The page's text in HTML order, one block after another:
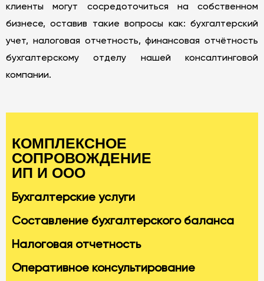
клиенты могут сосредоточиться на собственном
бизнесе, оставив такие вопросы как: бухгалтерский
учет, налоговая отчетность, финансовая отчётность
бухгалтерскому отделу нашей консалтинговой
компании.
КОМПЛЕКСНОЕ
СОПРОВОЖДЕНИЕ
ИП И ООО
Бухгалтерские услуги
Составление бухгалтерского баланса
Налоговая отчетность
Оперативное консультирование
Оставить заявку